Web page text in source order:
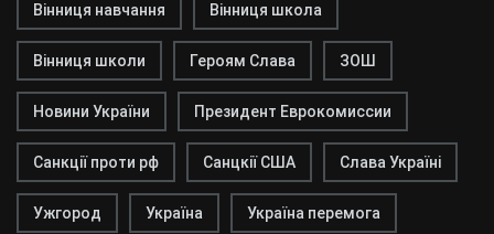
Вінниця навчання Вінниця школа
Вінниця школи Героям Слава ЗОШ
Новини України Президент Еврокомиссии
Санкції проти рф Санцкії США Слава Україні
Ужгород Україна Україна перемога